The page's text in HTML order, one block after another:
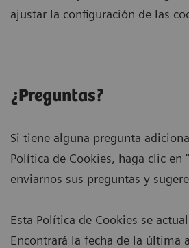
ajustar la configuración de las
¿Preguntas?
Si tiene alguna pregunta
Política de Cookies, haga clic en "
enviarnos sus preguntas y
Esta Política de Cookies se
Encontrará la fecha de la última